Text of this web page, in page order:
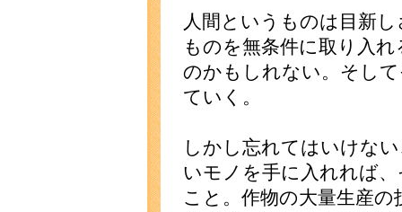
人間というものは目新
ものを無条件に取り入
のかもしれない。そし
ていく。
しかし忘れてはいけな
いモノを手に入れれば
こと。作物の大量生産